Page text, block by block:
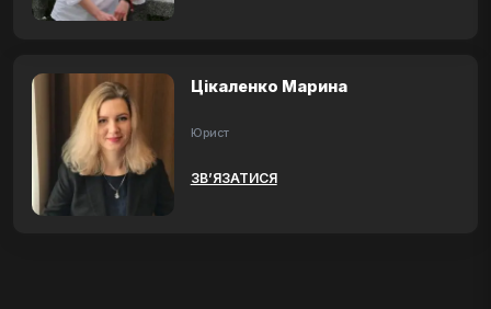
Цікаленко Марина
Юрист
ЗВ’ЯЗАТИСЯ